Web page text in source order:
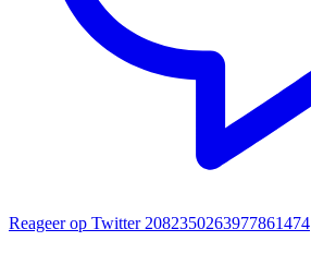
Reageer op Twitter 2082350263977861474